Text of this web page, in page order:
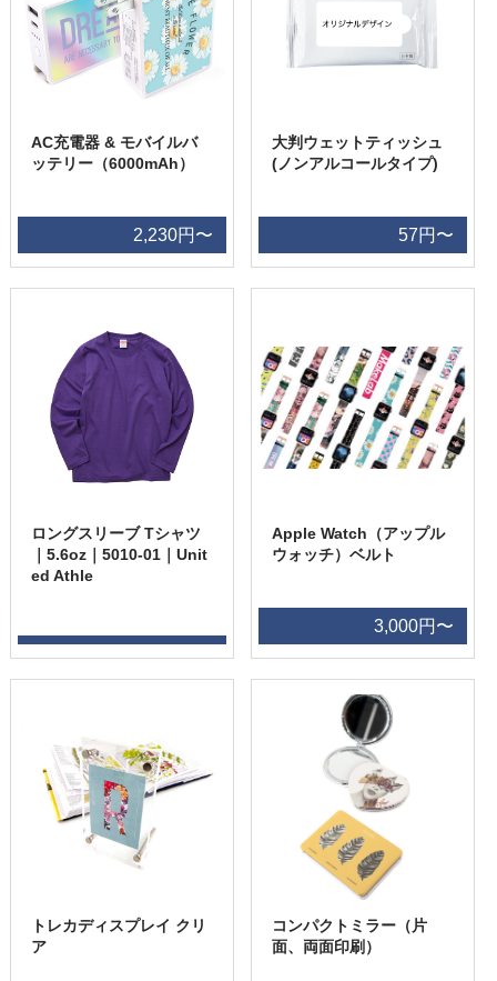
AC充電器 & モバイルバ
ッテリー（6000mAh）
2,230円〜
大判ウェットティッシュ
(ノンアルコールタイプ)
57円〜
ロングスリーブ Tシャツ
｜5.6oz｜5010-01｜Unit
ed Athle
Apple Watch（アップル
ウォッチ）ベルト
3,000円〜
トレカディスプレイ クリ
ア
コンパクトミラー（片
面、両面印刷）